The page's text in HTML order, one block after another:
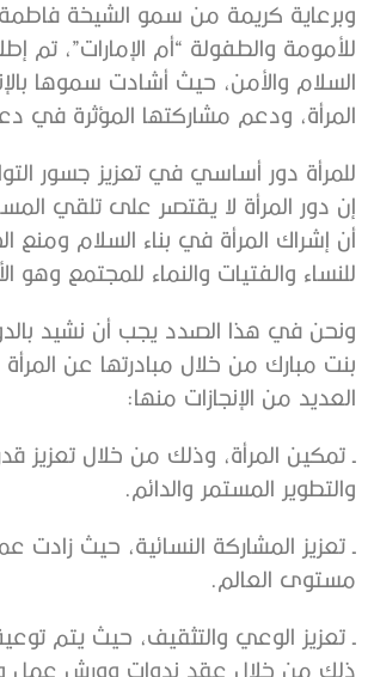
وبرعاية كريمة من سمو الشيخة فاطمة
للأمومة والطفولة “أم الإمارات”، تم
السلام والأمن، حيث أشادت سموها
المرأة، ودعم مشاركتها المؤثرة في
للمرأة دور أساسي في تعزيز جسور
إن دور المرأة لا يقتصر على تلقي
أن إشراك المرأة في بناء السلام ومنع
للنساء والفتيات والنماء للمجتمع
ونحن في هذا الصدد يجب أن نشيد
العديد من الإنجازات منها:
ـ تمكين المرأة، وذلك من خلال
والتطوير المستمر والدائم.
ـ تعزيز المشاركة النسائية، حيث
مستوى العالم.
ـ تعزيز الوعي والتثقيف، حيث يتم
ذلك من خلال عقد ندوات وورش عمل